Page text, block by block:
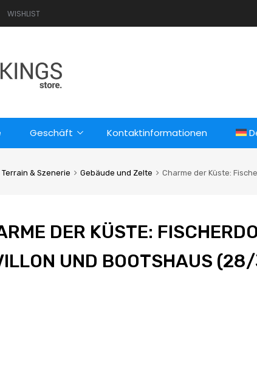
WISHLIST
Geschäft Kontaktinformationen
Terrain & Szenerie Gebäude und Zelte Charme der Küste:
DER KÜSTE:
UND BOOTSHAUS